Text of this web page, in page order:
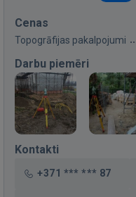
Cenas
Topogrāfijas pakalpojumi
Darbu piemēri
Kontakti
+371 *** *** 87